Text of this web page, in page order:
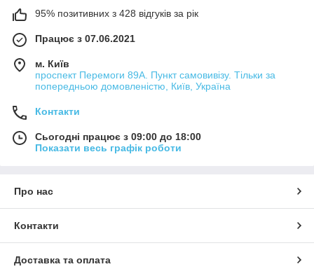
95% позитивних з 428 відгуків за рік
Працює з 07.06.2021
м. Київ
проспект Перемоги 89А. Пункт самовивізу. Тільки за
попередньою домовленістю, Київ, Україна
Контакти
Сьогодні працює з 09:00 до 18:00
Показати весь графік роботи
Про нас
Контакти
Доставка та оплата